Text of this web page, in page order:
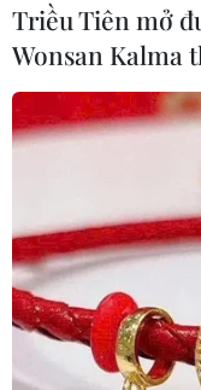
Triều Tiên mở
Wonsan Kalma